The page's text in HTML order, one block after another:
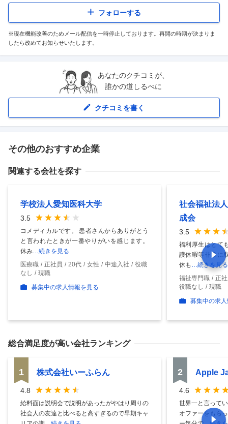
フォローする
※現在機能改善のためメール配信を一時停止しております。再開の時期が決まりま
したら改めてお知らせいたします。
あなたのクチコミが、
誰かの道しるべに
クチコミを書く
その他のおすすめ企業
関連する会社を探す
学校法人愛知医科大学
3.5
コメディカルです。 患者さんからありがとう
と言われたときが一番やりがいを感じます。
休み …続きを見る
医療職
正社員 20代 女性 中途入社
役職
なし
現職
募集中の求人情報を見る
社会福祉法
成会
3.5
福利厚生はとて
護休暇等非常に
休も
…続きを見る
福祉専門職
正
役職なし
現職
募集中の求
総合満足度が高い会社ランキング
1 株式会社いーふらん
4.8
給料面は説明会で説明があったがやはり周りの
社会人の友達と比べると高すぎるので早期キャ
2 Apple
4.6
世界一と言って
オファーをもら